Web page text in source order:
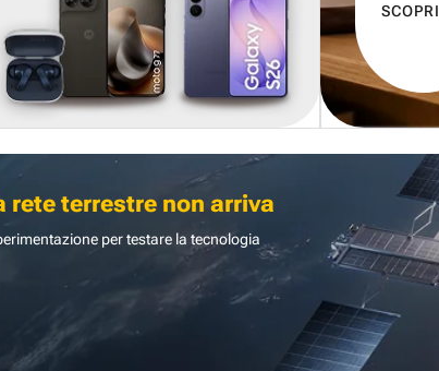
SCOPRI
rete terrestre non arriva
per testare la tecnologia